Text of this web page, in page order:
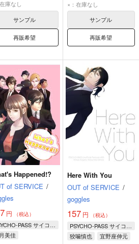
庫なし
サンプル
再販希望
宜野座伸元
×：在庫なし
サンプル
再販希望
Happened!?
of SERVICE /
円 （税込）
PSYCHO-PASS サイコパス
美佳
Here With You
OUT of SERVICE /
goggles
157円 （税込）
PSYCHO-PASS サイコパス
狡噛慎也
宜野座伸元